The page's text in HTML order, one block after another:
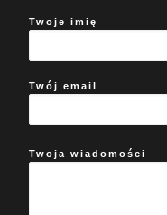
Twoje imię
Twój email
Twoja wiadomości